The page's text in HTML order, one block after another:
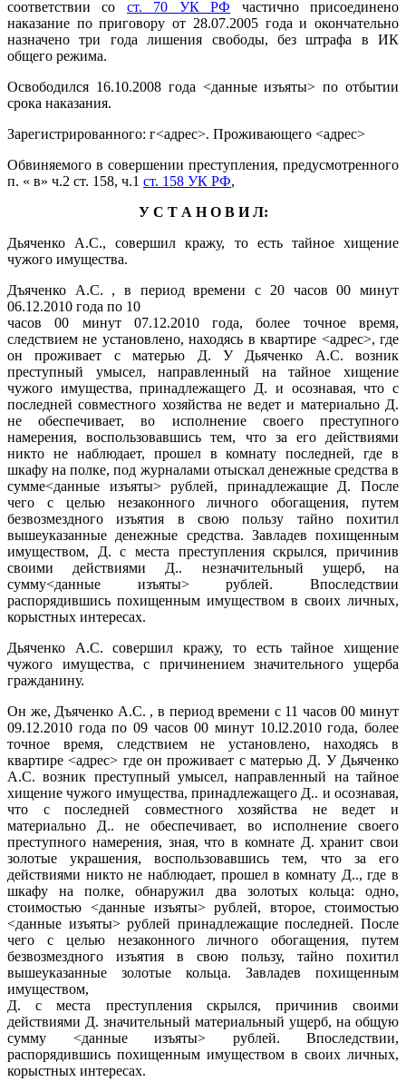
соответствии со ст. 70 УК РФ частично присоединено
наказание по приговору от 28.07.2005 года и окончательно
назначено три года лишения свободы, без штрафа в ИК
общего режима.
Освободился 16.10.2008 года <данные изъяты> по отбытии
срока наказания.
Зарегистрированного: г<адрес>. Проживающего <адрес>
Обвиняемого в совершении преступления, предусмотренного
п. « в» ч.2 ст. 158, ч.1 ст. 158 УК РФ,
У С Т А Н О В И Л:
Дьяченко А.С., совершил кражу, то есть тайное хищение
чужого имущества.
Дъяченко А.С. , в период времени с 20 часов 00 минут
06.12.2010 года по 10
часов 00 минут 07.12.2010 года, более точное время,
следствием не установлено, находясь в квартире <адрес>, где
он проживает с матерью Д. У Дьяченко А.С. возник
преступный умысел, направленный на тайное хищение
чужого имущества, принадлежащего Д. и осознавая, что с
последней совместного хозяйства не ведет и материально Д.
не обеспечивает, во исполнение своего преступного
намерения, воспользовавшись тем, что за его действиями
никто не наблюдает, прошел в комнату последней, где в
шкафу на полке, под журналами отыскал денежные средства в
сумме<данные изъяты> рублей, принадлежащие Д. После
чего с целью незаконного личного обогащения, путем
безвозмездного изъятия в свою пользу тайно похитил
вышеуказанные денежные средства. Завладев похищенным
имуществом, Д. с места преступления скрылся, причинив
своими действиями Д.. незначительный ущерб, на
сумму<данные изъяты> рублей. Впоследствии
распорядившись похищенным имуществом в своих личных,
корыстных интересах.
Дьяченко А.С. совершил кражу, то есть тайное хищение
чужого имущества, с причинением значительного ущерба
гражданину.
Он же, Дъяченко А.С. , в период времени с 11 часов 00 минут
09.12.2010 года по 09 часов 00 минут 10.l2.2010 года, более
точное время, следствием не установлено, находясь в
квартире<адрес> где он проживает с матерью Д. У Дьяченко
А.С. возник преступный умысел, направленный на тайное
хищение чужого имущества, принадлежащего Д.. и осознавая,
что с последней совместного хозяйства не ведет и
материально Д.. не обеспечивает, во исполнение своего
преступного намерения, зная, что в комнате Д. хранит свои
золотые украшения, воспользовавшись тем, что за его
действиями никто не наблюдает, прошел в комнату Д.., где в
шкафу на полке, обнаружил два золотых кольца: одно,
стоимостью <данные изъяты> рублей, второе, стоимостью
<данные изъяты> рублей принадлежащие последней. После
чего с целью незаконного личного обогащения, путем
безвозмездного изъятия в свою пользу, тайно похитил
вышеуказанные золотые кольца. Завладев похищенным
имуществом,
Д. с места преступления скрылся, причинив своими
действиями Д. значительный материальный ущерб, на общую
сумму <данные изъяты> рублей. Впоследствии,
распорядившись похищенным имуществом в своих личных,
корыстных интересах.